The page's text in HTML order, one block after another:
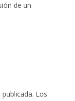
de un
Los